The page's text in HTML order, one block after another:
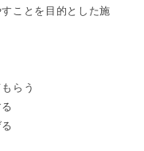
ことを目的とした施
らう